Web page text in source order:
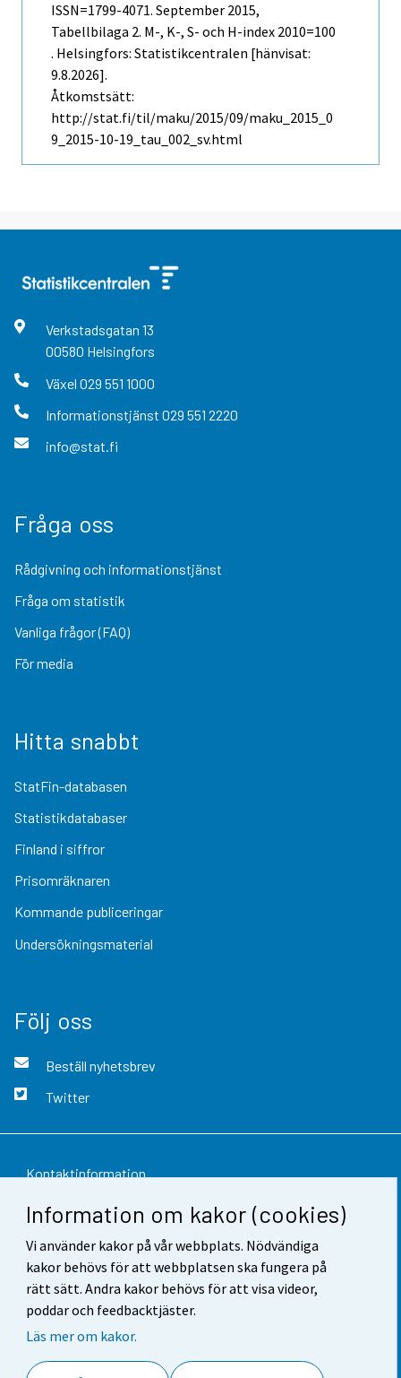
Information om kakor (cookies)
Vi använder kakor på vår webbplats. Nödvändiga
kakor behövs för att webbplatsen ska fungera på
rätt sätt. Andra kakor behövs för att visa videor,
poddar och feedbacktjäster.
Läs mer om kakor.
ISSN=1799-4071. September 2015,
Tabellbilaga 2. M-, K-, S- och H-index 2010=100
. Helsingfors: Statistikcentralen [hänvisat:
9.8.2026].
Åtkomstsätt:
http://stat.fi/til/maku/2015/09/maku_2015_0
9_2015-10-19_tau_002_sv.html
Verkstadsgatan 13
00580 Helsingfors
Växel 029 551 1000
Informationstjänst 029 551 2220
info@stat.fi
Fråga oss
Rådgivning och informationstjänst
Fråga om statistik
Vanliga frågor (FAQ)
För media
Hitta snabbt
StatFin-databasen
Statistikdatabaser
Finland i siffror
Prisomräknaren
Kommande publiceringar
Undersökningsmaterial
Följ oss
Beställ nyhetsbrev
Twitter
Kontaktinformation
Respons
Användarvillkor
Dataskydd
Tillgänglighet